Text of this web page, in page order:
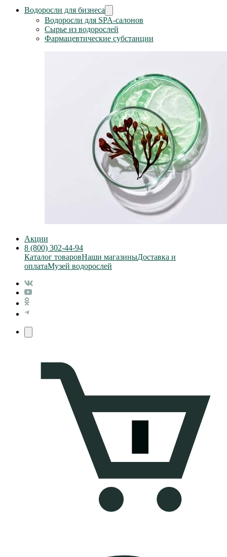
Водоросли для бизнеса
Водоросли для SPA-салонов
Сырье из водорослей
Фармацевтические субстанции
Акции
8 (800) 302-44-94
Каталог товаровНаши магазиныДоставка и
оплатаМузей водорослей